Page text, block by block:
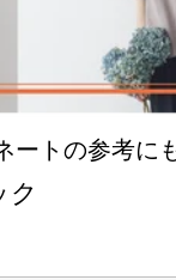
ートの参考に
ク